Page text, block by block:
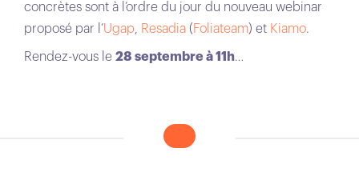
concrètes sont à l’ordre du jour du nouveau webinar
proposé par l’Ugap, Resadia ( Foliateam) et Kiamo.
Rendez-vous le 28 septembre à 11h…